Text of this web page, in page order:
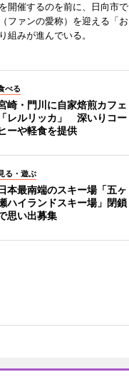
開催するのを前に、日向市で
ファンの愛称）を迎える「お
組みが進んでいる。
べる
崎・門川に自家焙煎カフェ
「レルリッカ」 深いりコー
ーや軽食を提供
る・遊ぶ
本最南端のスキー場「五ヶ
ハイランドスキー場」閉鎖
思い出募集